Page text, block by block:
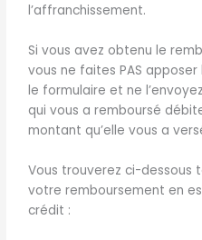
l’affranchissement.
Si vous avez obtenu le
vous ne faites PAS
le formulaire et ne
qui vous a remboursé
montant qu’elle vous a
Vous trouverez ci-dessous
votre remboursement en
crédit :